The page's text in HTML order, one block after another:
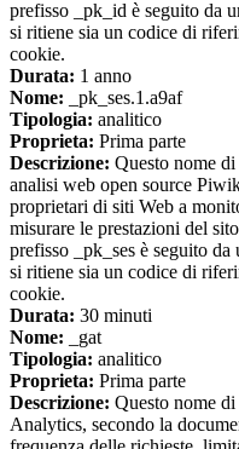
prefisso _pk_id è seguito da
si ritiene sia un codice di
cookie.
Durata: 1 anno
Nome: _pk_ses.1.a9af
Tipologia: analitico
Proprieta: Prima parte
Descrizione: Questo nome
analisi web open source
proprietari di siti Web a
misurare le prestazioni del
prefisso _pk_ses è seguito
si ritiene sia un codice di
cookie.
Durata: 30 minuti
Nome: _gat
Tipologia: analitico
Proprieta: Prima parte
Descrizione: Questo nome
Analytics, secondo la